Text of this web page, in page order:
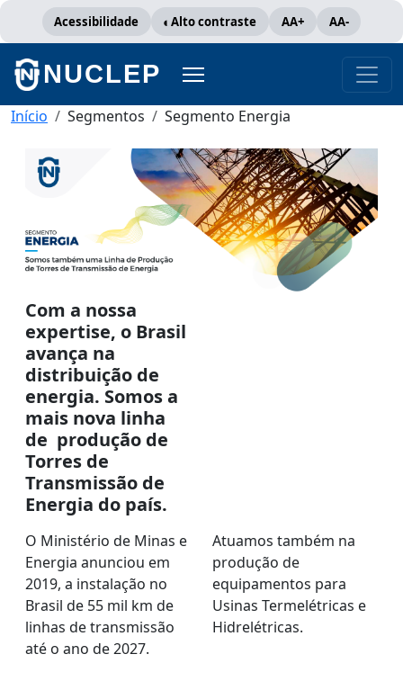
Acessibilidade Alto contraste AA+ AA-
NUCLEP
Trilha de navegação
Início Segmentos Segmento Energia
Com a nossa
expertise, o Brasil
avança na
distribuição de
energia. Somos a
mais nova linha
de produção de
Torres de
Transmissão de
Energia do país.
O Ministério de Minas e
Energia anunciou em
2019, a instalação no
Brasil de 55 mil km de
linhas de transmissão
até o ano de 2027.
Atuamos também na
produção de
equipamentos para
Usinas Termelétricas e
Hidrelétricas.